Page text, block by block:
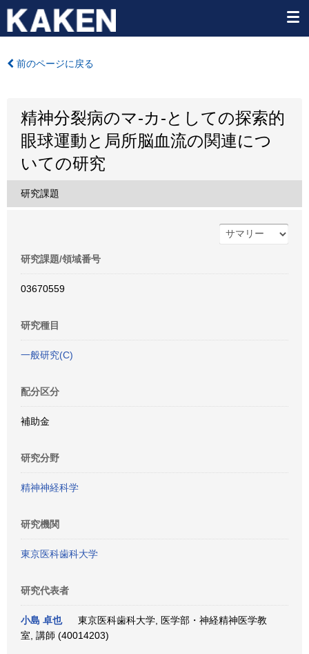
前のページに戻る
精神分裂病のマ-カ-としての探索的
眼球運動と局所脳血流の関連につ
いての研究
研究課題
研究課題/領域番号
03670559
研究種目
一般研究(C)
配分区分
補助金
研究分野
精神神経科学
研究機関
東京医科歯科大学
研究代表者
小島 卓也
東京医科歯科大学, 医学部・神経精神医学教
室, 講師 (40014203)